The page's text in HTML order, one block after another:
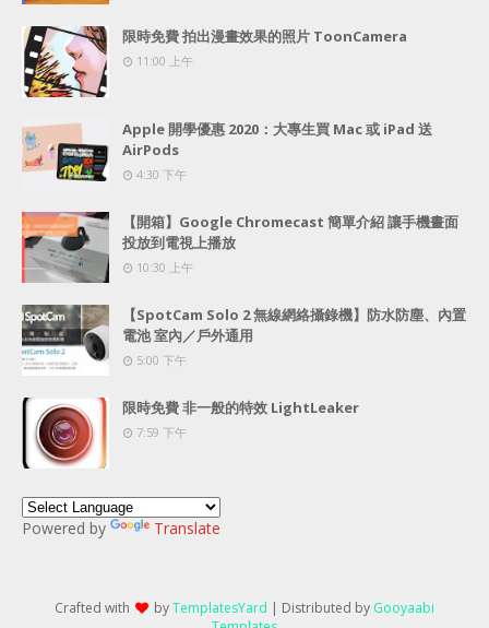
限時免費 拍出漫畫效果的照片 ToonCamera
11:00 上午
Apple 開學優惠 2020：大專生買 Mac 或 iPad 送
AirPods
4:30 下午
【開箱】Google Chromecast 簡單介紹 讓手機畫面
投放到電視上播放
10:30 上午
【SpotCam Solo 2 無線網絡攝錄機】防水防塵、內置
電池 室內／戶外通用
5:00 下午
限時免費 非一般的特效 LightLeaker
7:59 下午
Powered by Translate
Crafted with byTemplatesYard | Distributed by Gooyaabi